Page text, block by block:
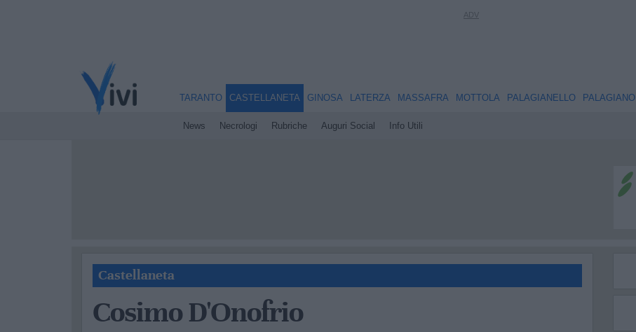
TARANTO CASTELLANETA
News Necrologi Rubriche Auguri Social Info Utili
GINOSA LATERZA MASSAFRA MOTTOLA PALAGIANELLO PALAGIANO
Castellaneta
Cosimo D'Onofrio